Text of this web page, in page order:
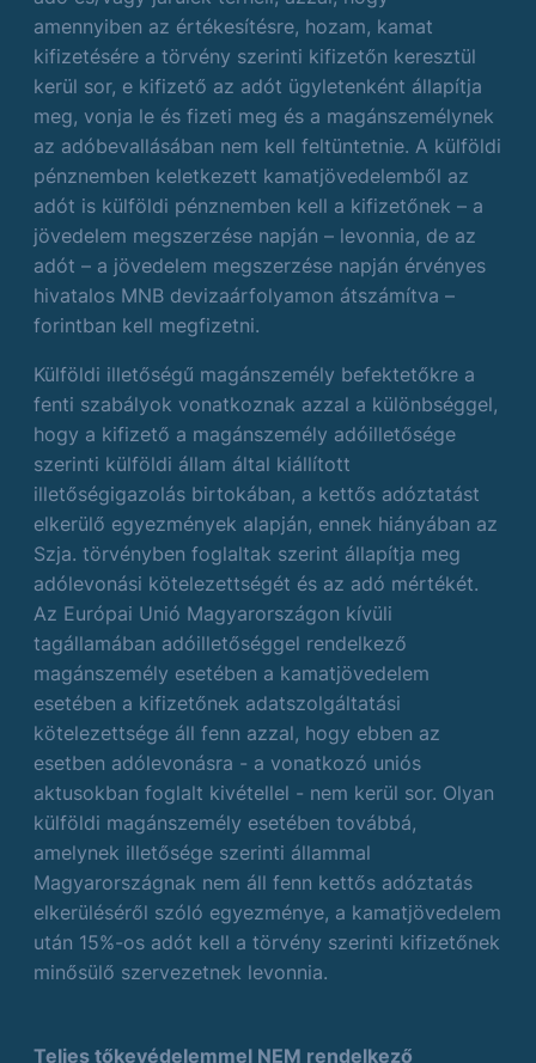
amennyiben az értékesítésre, hozam, kamat
kifizetésére a törvény szerinti kifizetőn keresztül
kerül sor, e kifizető az adót ügyletenként állapítja
meg, vonja le és fizeti meg és a magánszemélynek
az adóbevallásában nem kell feltüntetnie. A külföldi
pénznemben keletkezett kamatjövedelemből az
adót is külföldi pénznemben kell a kifizetőnek – a
jövedelem megszerzése napján – levonnia, de az
adót – a jövedelem megszerzése napján érvényes
hivatalos MNB devizaárfolyamon átszámítva –
forintban kell megfizetni.
Külföldi illetőségű magánszemély befektetőkre a
fenti szabályok vonatkoznak azzal a különbséggel,
hogy a kifizető a magánszemély adóilletősége
szerinti külföldi állam által kiállított
illetőségigazolás birtokában, a kettős adóztatást
elkerülő egyezmények alapján, ennek hiányában az
Szja. törvényben foglaltak szerint állapítja meg
adólevonási kötelezettségét és az adó mértékét.
Az Európai Unió Magyarországon kívüli
tagállamában adóilletőséggel rendelkező
magánszemély esetében a kamatjövedelem
esetében a kifizetőnek adatszolgáltatási
kötelezettsége áll fenn azzal, hogy ebben az
esetben adólevonásra - a vonatkozó uniós
aktusokban foglalt kivétellel - nem kerül sor. Olyan
külföldi magánszemély esetében továbbá,
amelynek illetősége szerinti állammal
Magyarországnak nem áll fenn kettős adóztatás
elkerüléséről szóló egyezménye, a kamatjövedelem
után 15%-os adót kell a törvény szerinti kifizetőnek
minősülő szervezetnek levonnia.
Teljes tőkevédelemmel NEM rendelkező